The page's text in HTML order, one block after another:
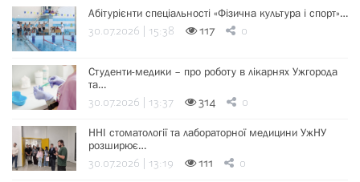
Абітурієнти спеціальності «Фізична культура і спорт»…
30.07.2026 | 15:38 117 0
Студенти-медики – про роботу в лікарнях Ужгорода
та…
30.07.2026 | 13:37 314 0
ННІ стоматології та лабораторної медицини УжНУ
розширює…
30.07.2026 | 13:19 111 0